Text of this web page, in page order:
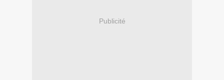
Publicité